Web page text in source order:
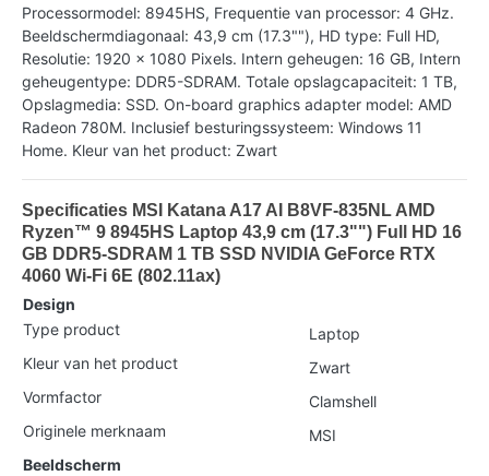
Processormodel: 8945HS, Frequentie van processor: 4 GHz.
Beeldschermdiagonaal: 43,9 cm (17.3""), HD type: Full HD,
Resolutie: 1920 x 1080 Pixels. Intern geheugen: 16 GB, Intern
geheugentype: DDR5-SDRAM. Totale opslagcapaciteit: 1 TB,
Opslagmedia: SSD. On-board graphics adapter model: AMD
Radeon 780M. Inclusief besturingssysteem: Windows 11
Home. Kleur van het product: Zwart
Specificaties MSI Katana A17 AI B8VF-835NL AMD
Ryzen™ 9 8945HS Laptop 43,9 cm (17.3"") Full HD 16
GB DDR5-SDRAM 1 TB SSD NVIDIA GeForce RTX
4060 Wi-Fi 6E (802.11ax)
Design
Type product
Laptop
Kleur van het product
Zwart
Vormfactor
Clamshell
Originele merknaam
MSI
Beeldscherm